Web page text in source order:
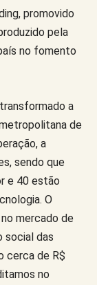
promovido
pela
no fomento
a
de
a
sendo que
e 40 estão
O
mercado de
social das
cerca de R$
no